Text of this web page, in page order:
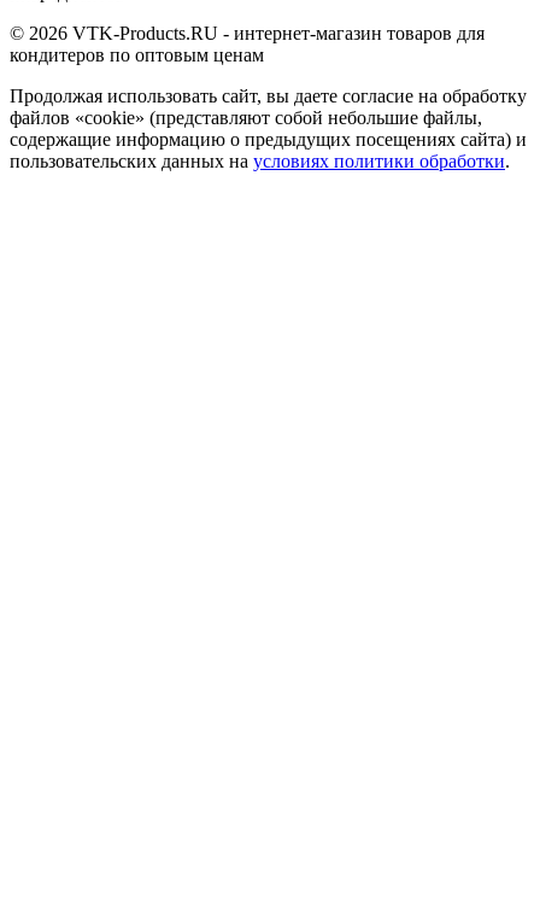
© 2026 VTK-Products.RU - интернет-магазин товаров для
кондитеров по оптовым ценам
Продолжая использовать сайт, вы даете согласие на обработку
файлов «cookie» (представляют собой небольшие файлы,
содержащие информацию о предыдущих посещениях сайта) и
пользовательских данных на условиях политики обработки.